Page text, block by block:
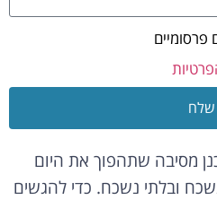
פרסומיים
שלח
מסיבה שתהפוך את היום
ובלתי נשכח. כדי להגשים